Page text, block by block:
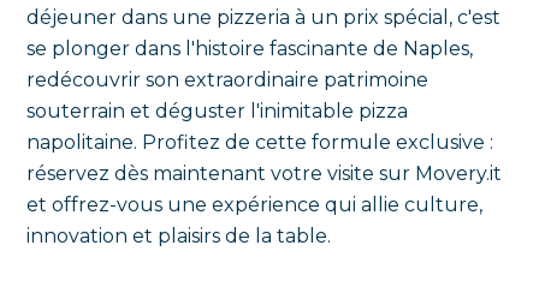
déjeuner dans une pizzeria à un prix spécial, c'est
se plonger dans l'histoire fascinante de Naples,
redécouvrir son extraordinaire patrimoine
souterrain et déguster l'inimitable pizza
napolitaine. Profitez de cette formule exclusive :
réservez dès maintenant votre visite sur Movery.it
et offrez-vous une expérience qui allie culture,
innovation et plaisirs de la table.